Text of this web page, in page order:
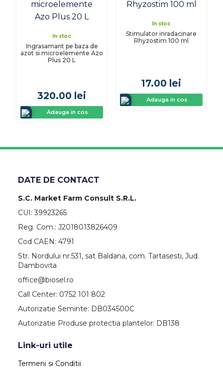
In stoc
Ingrasamant pe baza de
azot si microelemente Azo
Plus 20 L
320.00 lei
Adauga in cos
In stoc
Stimulator inradacinare
Rhyzostim 100 ml
17.00 lei
Adauga in cos
DATE DE CONTACT
S.C. Market Farm Consult S.R.L.
CUI: 39923265
Reg. Com.: J2018013826409
Cod CAEN: 4791
Str. Nordului nr.531, sat Baldana, com. Tartasesti, Jud.
Dambovita
office@biosel.ro
Call Center: 0752 101 802
Autorizatie Seminte: DB034500C
Autorizatie Produse protectia plantelor: DB138
Link-uri utile
Termeni si Conditii